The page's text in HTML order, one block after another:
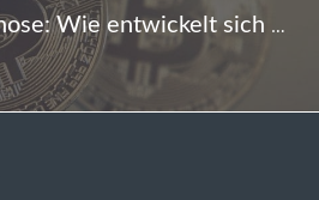
Bitcoin-Kurs-Prognose: Wie entwickelt sich die größte Kryptowährung weiter?